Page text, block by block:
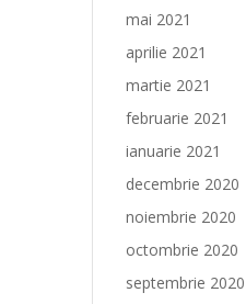
mai 2021
aprilie 2021
martie 2021
februarie 2021
ianuarie 2021
decembrie 2020
noiembrie 2020
octombrie 2020
septembrie 2020